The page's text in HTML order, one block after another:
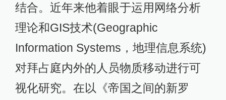
结合。近年来他着眼于运用网络分析
理论和GIS技术(Geographic
Information Systems，地理信息系统)
对拜占庭内外的人员物质移动进行可
视化研究。在以《帝国之间的新罗